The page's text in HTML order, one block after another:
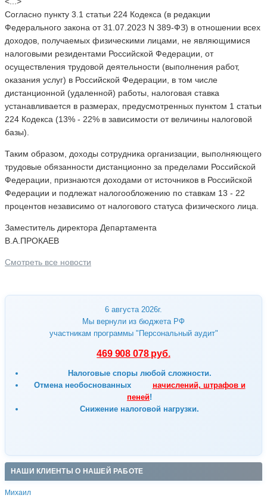
6 августа 2026г.
Мы вернули из бюджета РФ
участникам программы "Персональный аудит"
469 908 078 руб.
Налоговые споры любой сложности.
Отмена необоснованных начислений, штрафов и
пеней!
Снижение налоговой нагрузки.
НАШИ КЛИЕНТЫ О НАШЕЙ РАБОТЕ
Михаил
Согласно пункту 3.1 статьи 224 Кодекса (в редакции
Федерального закона от 31.07.2023 N 389-ФЗ) в отношении всех
доходов, получаемых физическими лицами, не являющимися
налоговыми резидентами Российской Федерации, от
осуществления трудовой деятельности (выполнения работ,
оказания услуг) в Российской Федерации, в том числе
дистанционной (удаленной) работы, налоговая ставка
устанавливается в размерах, предусмотренных пунктом 1 статьи
224 Кодекса (13% - 22% в зависимости от величины налоговой
базы).
Таким образом, доходы сотрудника организации, выполняющего
трудовые обязанности дистанционно за пределами Российской
Федерации, признаются доходами от источников в Российской
Федерации и подлежат налогообложению по ставкам 13 - 22
процентов независимо от налогового статуса физического лица.
Заместитель директора Департамента
В.А.ПРОКАЕВ
Смотреть все новости